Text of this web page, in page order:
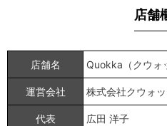
店舗
店舗名 Quokka（クウォ
運営会社 株式会社クウォッ
代表 広田 洋子